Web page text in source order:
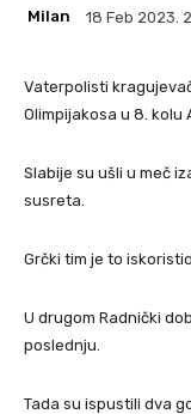
Milan 18 Feb 2023.
Vaterpolisti
Olimpijakosa u 8. kolu
Slabije su ušli u meč
susreta.
Grčki tim je to
U drugom Radnički
poslednju.
Tada su ispustili dva